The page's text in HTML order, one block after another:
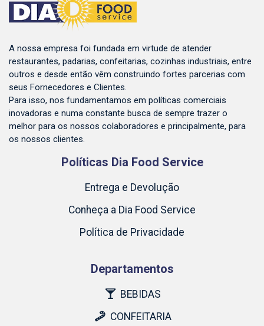
A nossa empresa foi fundada em virtude de atender
restaurantes, padarias, confeitarias, cozinhas industriais, entre
outros e desde então vêm construindo fortes parcerias com
seus Fornecedores e Clientes.
Para isso, nos fundamentamos em políticas comerciais
inovadoras e numa constante busca de sempre trazer o
melhor para os nossos colaboradores e principalmente, para
os nossos clientes.
Políticas Dia Food Service
Entrega e Devolução
Conheça a Dia Food Service
Política de Privacidade
Departamentos
BEBIDAS
CONFEITARIA